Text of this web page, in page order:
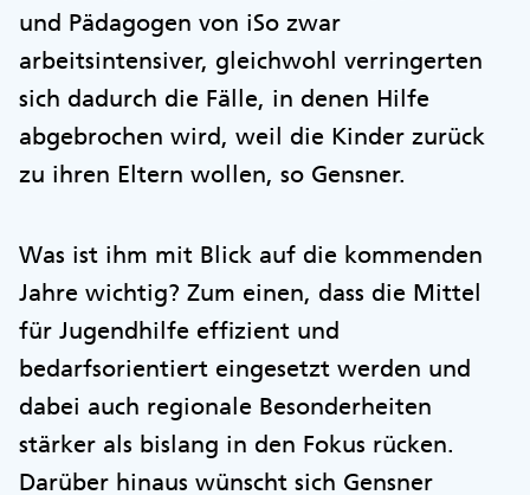
und Pädagogen von iSo zwar
arbeitsintensiver, gleichwohl verringerten
sich dadurch die Fälle, in denen Hilfe
abgebrochen wird, weil die Kinder zurück
zu ihren Eltern wollen, so Gensner.
Was ist ihm mit Blick auf die kommenden
Jahre wichtig? Zum einen, dass die Mittel
für Jugendhilfe effizient und
bedarfsorientiert eingesetzt werden und
dabei auch regionale Besonderheiten
stärker als bislang in den Fokus rücken.
Darüber hinaus wünscht sich Gensner